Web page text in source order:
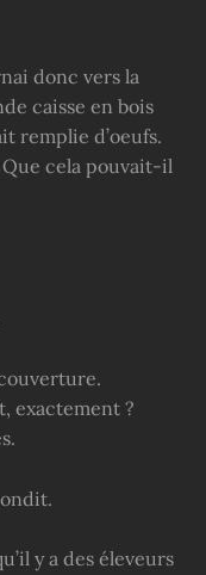
donc vers la
caisse en bois
remplie d’oeufs.
Que cela pouvait-il
exactement ?
y a des éleveurs